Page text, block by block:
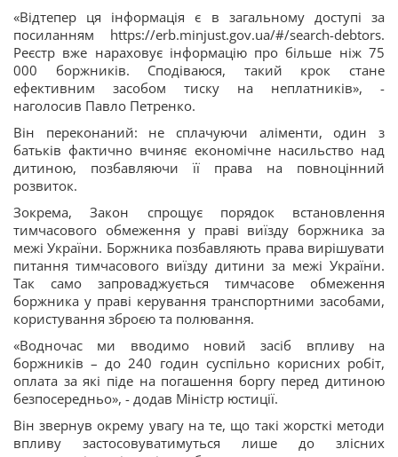
«Відтепер ця інформація є в загальному доступі за
посиланням https://erb.minjust.gov.ua/#/search-debtors.
Реєстр вже нараховує інформацію про більше ніж 75
000 боржників. Сподіваюся, такий крок стане
ефективним засобом тиску на неплатників», -
наголосив Павло Петренко.
Він переконаний: не сплачуючи аліменти, один з
батьків фактично вчиняє економічне насильство над
дитиною, позбавляючи її права на повноцінний
розвиток.
Зокрема, Закон спрощує порядок встановлення
тимчасового обмеження у праві виїзду боржника за
межі України. Боржника позбавляють права вирішувати
питання тимчасового виїзду дитини за межі України.
Так само запроваджується тимчасове обмеження
боржника у праві керування транспортними засобами,
користування зброєю та полювання.
«Водночас ми вводимо новий засіб впливу на
боржників – до 240 годин суспільно корисних робіт,
оплата за які піде на погашення боргу перед дитиною
безпосередньо», - додав Міністр юстиції.
Він звернув окрему увагу на те, що такі жорсткі методи
впливу застосовуватимуться лише до злісних